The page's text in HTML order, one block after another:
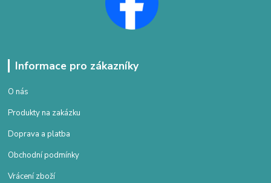
Informace pro zákazníky
O nás
Produkty na zakázku
Doprava a platba
Obchodní podmínky
Vrácení zboží